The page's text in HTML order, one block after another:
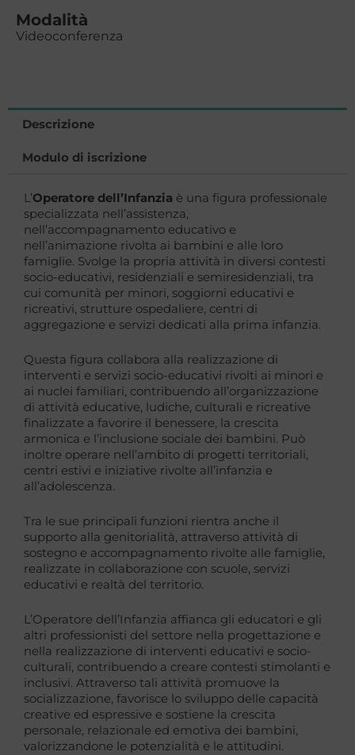
Modalità
Videoconferenza
Descrizione
Modulo di iscrizione
L’Operatore dell’Infanzia è una figura professionale
specializzata nell’assistenza,
nell’accompagnamento educativo e
nell’animazione rivolta ai bambini e alle loro
famiglie. Svolge la propria attività in diversi contesti
socio-educativi, residenziali e semiresidenziali, tra
cui comunità per minori, soggiorni educativi e
ricreativi, strutture ospedaliere, centri di
aggregazione e servizi dedicati alla prima infanzia.
Questa figura collabora alla realizzazione di
interventi e servizi socio-educativi rivolti ai minori e
ai nuclei familiari, contribuendo all’organizzazione
di attività educative, ludiche, culturali e ricreative
finalizzate a favorire il benessere, la crescita
armonica e l’inclusione sociale dei bambini. Può
inoltre operare nell’ambito di progetti territoriali,
centri estivi e iniziative rivolte all’infanzia e
all’adolescenza.
Tra le sue principali funzioni rientra anche il
supporto alla genitorialità, attraverso attività di
sostegno e accompagnamento rivolte alle famiglie,
realizzate in collaborazione con scuole, servizi
educativi e realtà del territorio.
L’Operatore dell’Infanzia affianca gli educatori e gli
altri professionisti del settore nella progettazione e
nella realizzazione di interventi educativi e socio-
culturali, contribuendo a creare contesti stimolanti e
inclusivi. Attraverso tali attività promuove la
socializzazione, favorisce lo sviluppo delle capacità
creative ed espressive e sostiene la crescita
personale, relazionale ed emotiva dei bambini,
valorizzandone le potenzialità e le attitudini.